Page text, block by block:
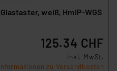
weiß, HmIP-WGS
125.34 CHF
inkl. MwSt.
zu Versandkosten